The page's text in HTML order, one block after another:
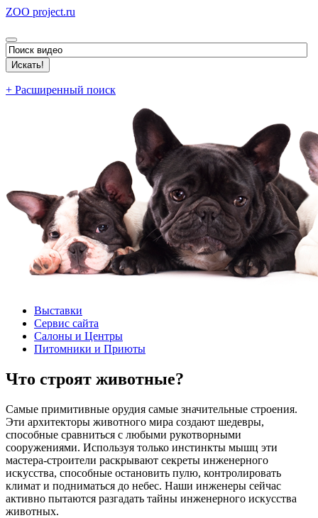
ZOO project.ru
+ Расширенный поиск
Выставки
Сервис сайта
Салоны и Центры
Питомники и Приюты
Что строят животные?
Самые примитивные орудия самые значительные строения.
Эти архитекторы животного мира создают шедевры,
способные сравниться с любыми рукотворными
сооружениями. Используя только инстинкты мышц эти
мастера-строители раскрывают секреты инженерного
искусства, способные остановить пулю, контролировать
климат и подниматься до небес. Наши инженеры сейчас
активно пытаются разгадать тайны инженерного искусства
животных.